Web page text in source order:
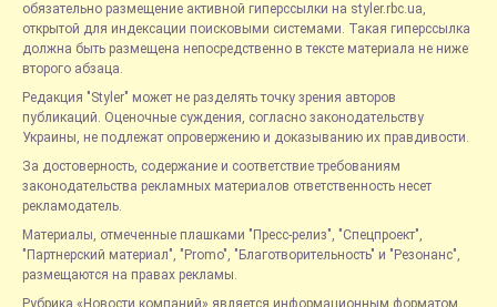
обязательно размещение активной гиперссылки на styler.rbc.ua,
открытой для индексации поисковыми системами. Такая гиперссылка
должна быть размещена непосредственно в тексте материала не ниже
второго абзаца.
Редакция "Styler" может не разделять точку зрения авторов
публикаций. Оценочные суждения, согласно законодательству
Украины, не подлежат опровержению и доказыванию их правдивости.
За достоверность, содержание и соответствие требованиям
законодательства рекламных материалов ответственность несет
рекламодатель.
Материалы, отмеченные плашками "Пресс-релиз", "Спецпроект",
"Партнерский материал", "Promo", "Благотворительность" и "Резонанс",
размещаются на правах рекламы.